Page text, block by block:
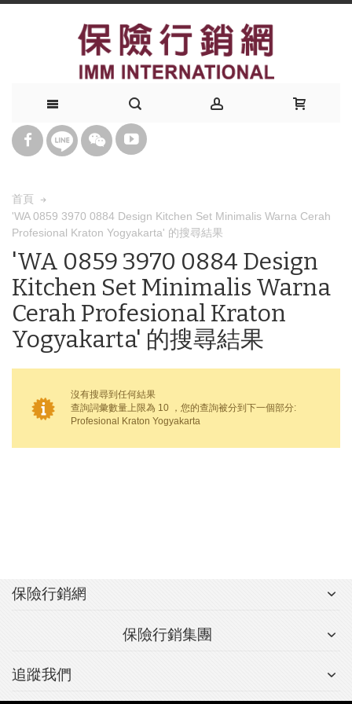
首頁
'WA 0859 3970 0884 Design Kitchen Set Minimalis Warna Cerah
Profesional Kraton Yogyakarta' 的搜尋結果
'WA 0859 3970 0884 Design
Kitchen Set Minimalis Warna
Cerah Profesional Kraton
Yogyakarta' 的搜尋結果
沒有搜尋到任何結果
查詢詞彙數量上限為 10 ，您的查詢被分到下一個部分:
Profesional Kraton Yogyakarta
保險行銷網
保險行銷集團
追蹤我們